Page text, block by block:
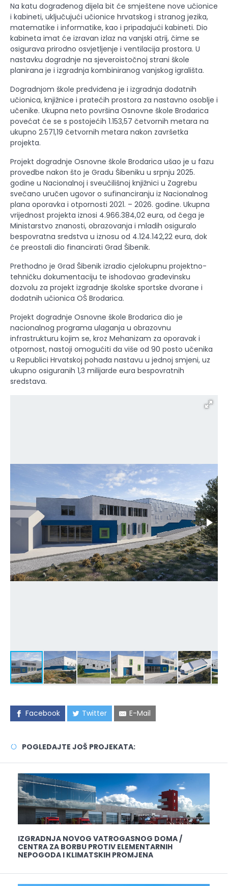
Na katu dograđenog dijela bit će smještene nove učionice
i kabineti, uključujući učionice hrvatskog i stranog jezika,
matematike i informatike, kao i pripadajući kabineti. Dio
kabineta imat će izravan izlaz na vanjski atrij, čime se
osigurava prirodno osvjetljenje i ventilacija prostora. U
nastavku dogradnje na sjeveroistočnoj strani škole
planirana je i izgradnja kombiniranog vanjskog igrališta.
Dogradnjom škole predviđena je i izgradnja dodatnih
učionica, knjižnice i pratećih prostora za nastavno osoblje i
učenike. Ukupna neto površina Osnovne škole Brodarica
povećat će se s postojećih 1.153,57 četvornih metara na
ukupno 2.571,19 četvornih metara nakon završetka
projekta.
Projekt dogradnje Osnovne škole Brodarica ušao je u fazu
provedbe nakon što je Gradu Šibeniku u srpnju 2025.
godine u Nacionalnoj i sveučilišnoj knjižnici u Zagrebu
svečano uručen ugovor o sufinanciranju iz Nacionalnog
plana oporavka i otpornosti 2021. – 2026. godine. Ukupna
vrijednost projekta iznosi 4.966.384,02 eura, od čega je
Ministarstvo znanosti, obrazovanja i mladih osiguralo
bespovratna sredstva u iznosu od 4.124.142,22 eura, dok
će preostali dio financirati Grad Šibenik.
Prethodno je Grad Šibenik izradio cjelokupnu projektno-
tehničku dokumentaciju te ishodovao građevinsku
dozvolu za projekt izgradnje školske sportske dvorane i
dodatnih učionica OŠ Brodarica.
Projekt dogradnje Osnovne škole Brodarica dio je
nacionalnog programa ulaganja u obrazovnu
infrastrukturu kojim se, kroz Mehanizam za oporavak i
otpornost, nastoji omogućiti da više od 90 posto učenika
u Republici Hrvatskoj pohađa nastavu u jednoj smjeni, uz
ukupno osiguranih 1,3 milijarde eura bespovratnih
sredstava.
Facebook Twitter E-Mail
POGLEDAJTE JOŠ PROJEKATA:
IZGRADNJA NOVOG VATROGASNOG DOMA /
CENTRA ZA BORBU PROTIV ELEMENTARNIH
NEPOGODA I KLIMATSKIH PROMJENA